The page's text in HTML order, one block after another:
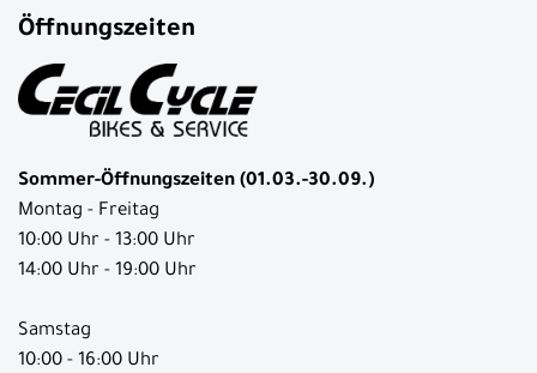
Öffnungszeiten
Sommer-Öffnungszeiten (01.03.-30.09.)
Montag - Freitag
10:00 Uhr - 13:00 Uhr
14:00 Uhr - 19:00 Uhr
Samstag
10:00 - 16:00 Uhr